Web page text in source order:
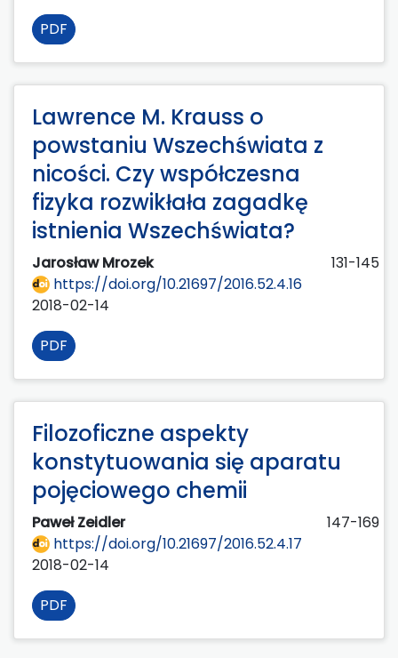
PDF
Lawrence M. Krauss o
powstaniu Wszechświata z
nicości. Czy współczesna
fizyka rozwikłała zagadkę
istnienia Wszechświata?
Jarosław Mrozek
131-145
https://doi.org/10.21697/2016.52.4.16
2018-02-14
PDF
Filozoficzne aspekty
konstytuowania się aparatu
pojęciowego chemii
Paweł Zeidler
147-169
https://doi.org/10.21697/2016.52.4.17
2018-02-14
PDF